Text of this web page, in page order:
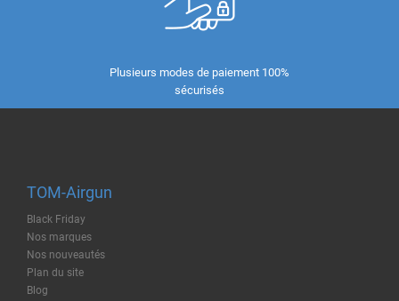
Plusieurs modes de paiement 100%
sécurisés
TOM-Airgun
Black Friday
Nos marques
Nos nouveautés
Plan du site
Blog